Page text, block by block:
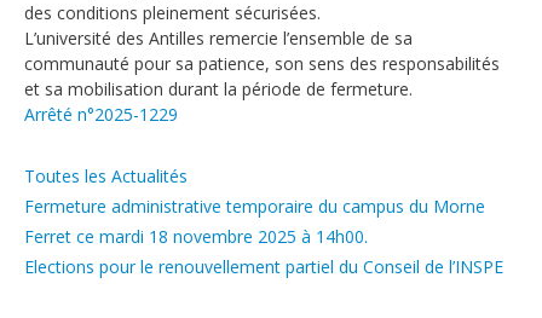
des conditions pleinement sécurisées.
L’université des Antilles remercie l’ensemble de sa
communauté pour sa patience, son sens des responsabilités
et sa mobilisation durant la période de fermeture.
Arrêté n°2025-1229
Catégories
Toutes les Actualités
Fermeture administrative temporaire du campus du Morne
Ferret ce mardi 18 novembre 2025 à 14h00.
Elections pour le renouvellement partiel du Conseil de l’INSPE